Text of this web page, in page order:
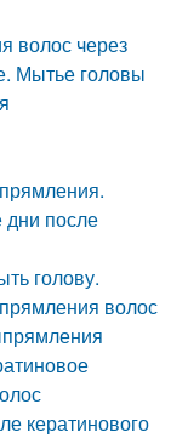
волос через
Мытье головы
после
голову.
волос
кератинового